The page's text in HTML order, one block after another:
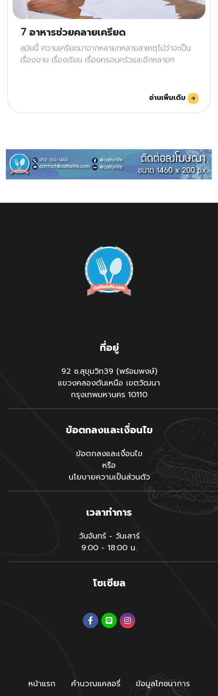
7 อาหารช่วยคลายเครียด
สมัยนี้ ความเครียดมาจากหลายกหลายสาเหตุไม่ว่าจะเป็น
เรื่องงาน เรื่องเรียน เรื่องครอบครัวและอีกหลายๆ
อ่านเพิ่มเติม
ที่อยู่
92 ซ.สุขุมวิท39 (พร้อมพงษ์)
แขวงคลองตันเหนือ เขตวัฒนา
กรุงเทพมหานคร 10110
ข้อตกลงและเงื่อนไข
ข้อตกลงและเงื่อนไข
หรือ
นโยบายความเป็นส่วนตัว
เวลาทำการ
วันจันทร์ - วันเสาร์
9:00 - 18:00 น.
โซเซียล
หน้าแรก คำนวณแคลอรี่ ข้อมูลโภชนาการ